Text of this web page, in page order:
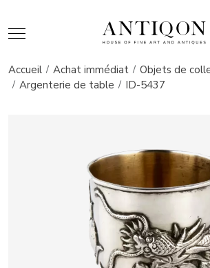
Accueil Achat immédiat Objets de
Argenterie de table
ID-5437